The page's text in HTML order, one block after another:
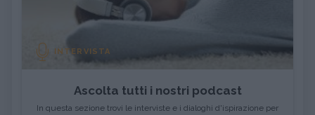
INTERVISTA
Ascolta tutti i nostri podcast
In questa sezione trovi le interviste e i dialoghi d'ispirazione per